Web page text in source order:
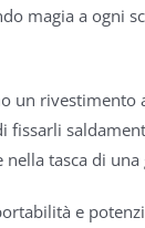
magia a ogni
un
tasca di una
e